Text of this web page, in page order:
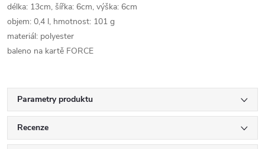
délka: 13cm, šířka: 6cm, výška: 6cm
objem: 0,4 l, hmotnost: 101 g
materiál: polyester
baleno na kartě FORCE
Parametry produktu
Recenze